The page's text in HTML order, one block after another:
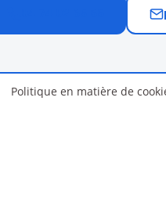
Politique en matière de